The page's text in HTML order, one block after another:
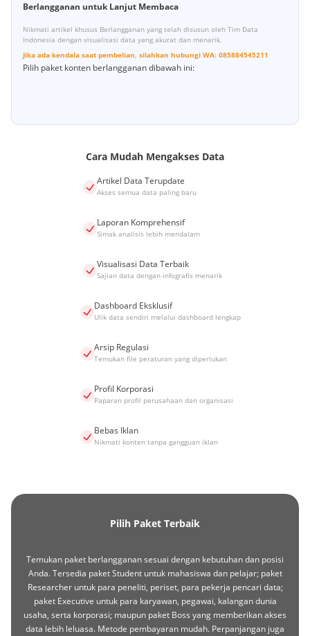
Berlangganan untuk Lanjut Membaca
Nikmati artikel khusus Berlangganan yang telah disusun oleh Tim Data
Indonesia dengan visualisasi data yang akurat dan menarik.
Jika ada kendala saat pembelian, silahkan hubungi WA: 085884545211
Pilih paket konten berlangganan dibawah ini:
Cara Mudah Mengakses Data
Artikel Data Terupdate
Akses semua data paling baru
Laporan Komprehensif
Simak analisis lebih mendalam
Visualisasi Data Terbaik
Sajian data dengan infografis menarik
Dashboard Eksklusif
Ulik data sendiri melalui dashboard lengkap
Arsip Regulasi
Temukan file peraturan yang diperlukan
Profil Korporasi
Paparan profil perusahaan dan organisasi
Bebas Iklan
Nikmati konten tanpa gangguan iklan
Pilih Paket Terbaik
Temukan paket berlangganan sesuai dengan kebutuhan dan posisi
Anda. Tersedia paket Student untuk mahasiswa dan pelajar; paket
Researcher untuk para peneliti, periset, para pekerja pencari data;
paket Executive untuk para karyawan, pegawai, kalangan dunia
usaha, serta korporasi; maupun paket Boss yang memberikan akses
data lebih leluasa. Metode pembayaran mudah. Perpanjangan juga